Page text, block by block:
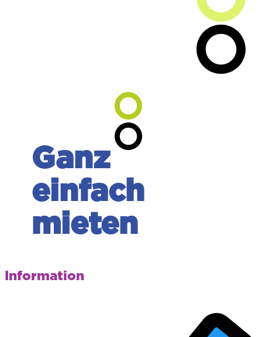
Ganz
einfach
mieten
Information